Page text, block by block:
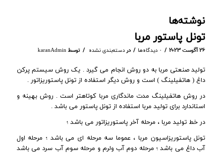
نوشته‌ها
تونل پاستور مربا
۲۶ آگوست ۲۰۲۳ / ۰ دیدگاه‌ها / دردسته‌بندی نشده / توسط karanAdmin
تولید صنعتی مربا به دو روش انجام می گیرد . یک روش سیستم پرکن
داغ ( هاتفیلینگ ) است و روش دیگر استفاده از تونل پاستوریزاتور .
در روش هاتفیلینگ مدت ماندگاری مربا کوتاهتر است . روش بهینه و
استاندارد برای تولید مربا استفاده از تونل پاستور می باشد .
در خط تولید مربا ، مرحله آخر پاستوریزاتور می باشد ؛
تونل پاستوریزاسیون مربا ، عموما سه مرحله ای می باشد ؛ مرحله اول
آب داغ می باشد ؛ مرحله دوم آب ولرم و مرحله سوم آب سرد می باشد